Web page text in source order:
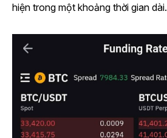
hiện trong một khoảng thời gian dài.